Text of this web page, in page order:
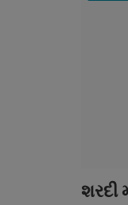
શરદી